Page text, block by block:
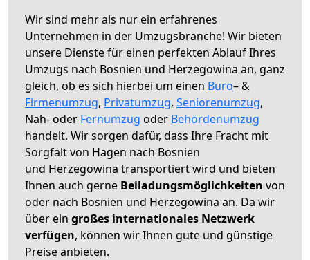
Wir sind mehr als nur ein erfahrenes
Unternehmen in der Umzugsbranche! Wir bieten
unsere Dienste für einen perfekten Ablauf Ihres
Umzugs nach Bosnien und Herzegowina an, ganz
gleich, ob es sich hierbei um einen Büro– &
Firmenumzug, Privatumzug, Seniorenumzug,
Nah- oder Fernumzug oder Behördenumzug
handelt. Wir sorgen dafür, dass Ihre Fracht mit
Sorgfalt von Hagen nach Bosnien
und Herzegowina transportiert wird und bieten
Ihnen auch gerne Beiladungsmöglichkeiten von
oder nach Bosnien und Herzegowina an. Da wir
über ein großes internationales Netzwerk
verfügen, können wir Ihnen gute und günstige
Preise anbieten.